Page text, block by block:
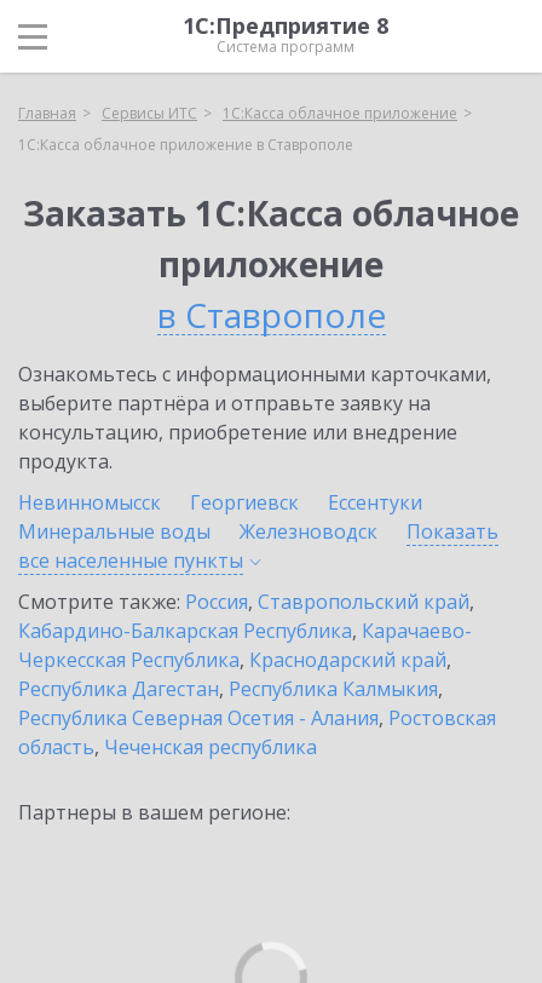
1С:Предприятие 8
Система программ
Главная Сервисы ИТС
1С:Касса облачное приложение
1С:Касса облачное приложение в Ставрополе
Заказать 1С:Касса облачное
приложение
в Ставрополе
Ознакомьтесь с информационными карточками,
выберите партнёра и отправьте заявку на
консультацию, приобретение или внедрение
продукта.
Невинномысск
Георгиевск
Ессентуки
Минеральные воды
Железноводск
Показать
все населенные пункты
Смотрите также: Россия, Ставропольский край,
Кабардино-Балкарская Республика, Карачаево-
Черкесская Республика, Краснодарский край,
Республика Дагестан, Республика Калмыкия,
Республика Северная Осетия - Алания, Ростовская
область, Чеченская республика
Партнеры в вашем регионе: